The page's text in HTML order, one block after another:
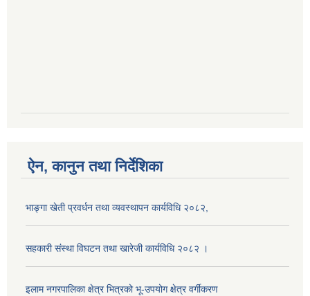
ऐन, कानुन तथा निर्देशिका
भाङ्गा खेती प्रवर्धन तथा व्यवस्थापन कार्यविधि २०८२,
सहकारी संस्था विघटन तथा खारेजी कार्यविधि २०८२ ।
इलाम नगरपालिका क्षेत्र भित्रको भू-उपयोग क्षेत्र वर्गीकरण